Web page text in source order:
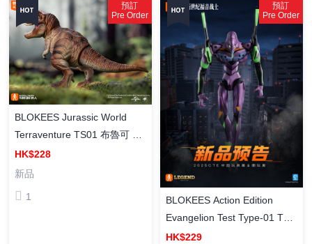
預訂
Pre Order
BLOKEES Jurassic World
Terraventure TS01 布魯可 侏
羅紀世界 恐龍蛋(盲盒) 01 (
Box Of 12 )
HK$228
新品
1
預訂
Pre Order
BLOKEES Action Edition
Evangelion Test Type-01 TV
version 布魯可 [傳奇版] 新世
HK$229